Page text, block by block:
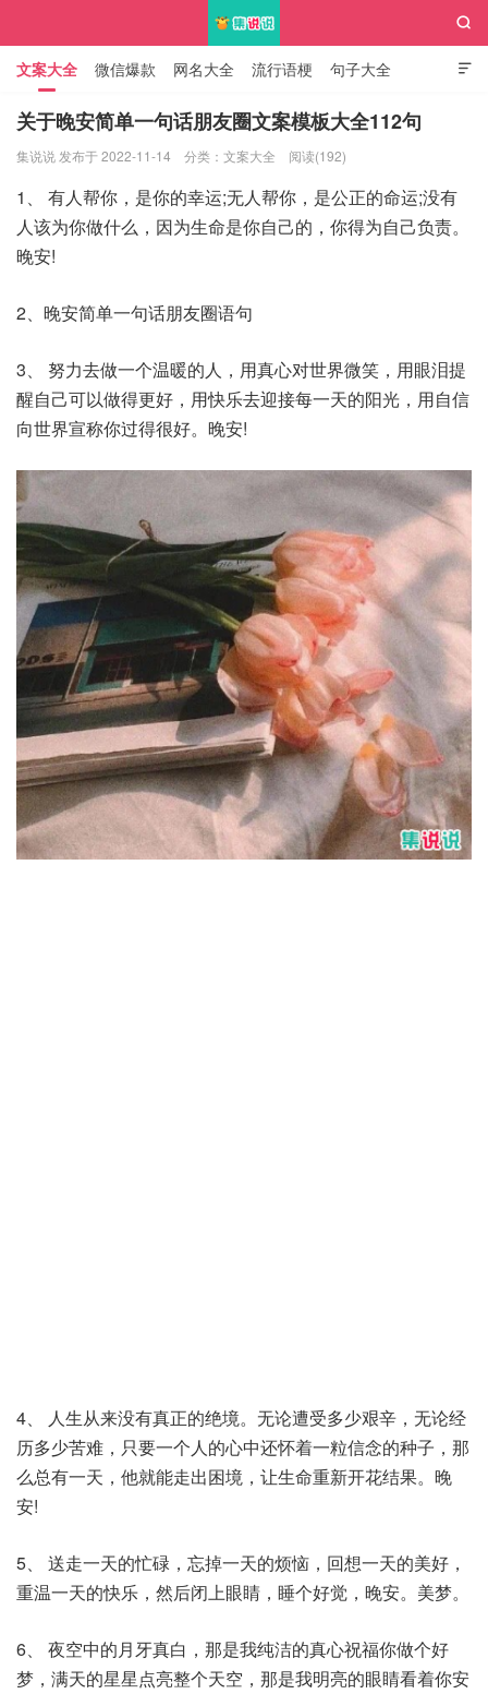

文案大全 微信爆款 网名大全 流行语梗 句子大全
知识大全

关于晚安简单一句话朋友圈文案模板大全112句
集说说 发布于 2022-11-14 分类： 文案大全 阅读(192)
1、 有人帮你，是你的幸运;无人帮你，是公正的命运;没有
人该为你做什么，因为生命是你自己的，你得为自己负责。
晚安!
2、晚安简单一句话朋友圈语句
3、 努力去做一个温暖的人，用真心对世界微笑，用眼泪提
醒自己可以做得更好，用快乐去迎接每一天的阳光，用自信
向世界宣称你过得很好。晚安!
4、 人生从来没有真正的绝境。无论遭受多少艰辛，无论经
历多少苦难，只要一个人的心中还怀着一粒信念的种子，那
么总有一天，他就能走出困境，让生命重新开花结果。晚
安!
5、 送走一天的忙碌，忘掉一天的烦恼，回想一天的美好，
重温一天的快乐，然后闭上眼睛，睡个好觉，晚安。美梦。
6、 夜空中的月牙真白，那是我纯洁的真心祝福你做个好
梦，满天的星星点亮整个天空，那是我明亮的眼睛看着你安